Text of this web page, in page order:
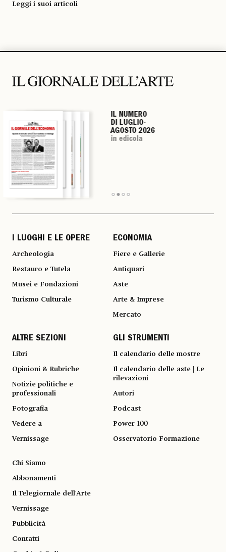
Leggi i suoi articoli
IL NUMERO
DI LUGLIO-
AGOSTO 2026
in edicola
IL NUMERO
DI LUGLIO-
AGOSTO 2026
in edicola
IL NUMERO
DI LUGLIO-
AGOSTO 2026
in edicola
IL NUMERO
DI LUGLIO-
AGOSTO 2026
in edicola
I LUOGHI E LE OPERE
Archeologia
Restauro e Tutela
Musei e Fondazioni
Turismo Culturale
ECONOMIA
Fiere e Gallerie
Antiquari
Aste
Arte & Imprese
Mercato
ALTRE SEZIONI
Libri
Opinioni & Rubriche
Notizie politiche e
professionali
Fotografia
Vedere a
Vernissage
GLI STRUMENTI
Il calendario delle mostre
Il calendario delle aste | Le
rilevazioni
Autori
Podcast
Power 100
Osservatorio Formazione
Chi Siamo
Abbonamenti
Il Telegiornale dell'Arte
Vernissage
Pubblicità
Contatti